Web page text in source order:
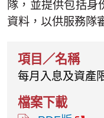
隊，並提供包括身
資料，以供服務隊
每月入息及資產